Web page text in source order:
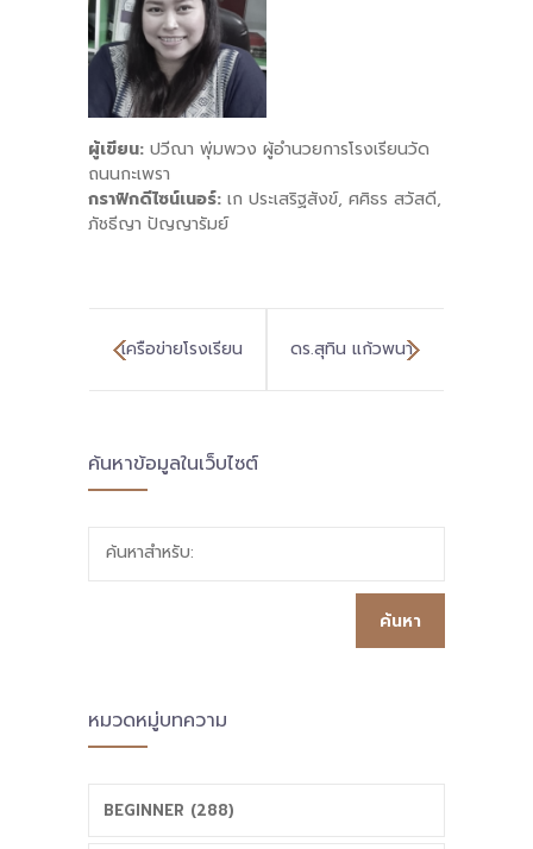
ผู้เขียน: ปวีณา พุ่มพวง ผู้อำนวยการโรงเรียนวัด
ถนนกะเพรา
กราฟิกดีไซน์เนอร์: เก ประเสริฐสังข์, ศศิธร สวัสดี,
ภัชธีญา ปัญญารัมย์
เครือข่ายโรงเรียน
นวัตกรรมการ
3 และ สช.ยะลา
นัดหมายและหารือ
ดร.สุทิน แก้วพนา
ต้องทำหลักสูตร
ค้นหาข้อมูลในเว็บไซต์
ค้นหาสำหรับ:
หมวดหมู่บทความ
BEGINNER (288)